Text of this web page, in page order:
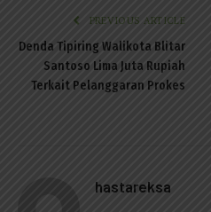
PREVIOUS ARTICLE
Denda Tipiring Walikota Blitar
Santoso Lima Juta Rupiah
Terkait Pelanggaran Prokes
hastareksa